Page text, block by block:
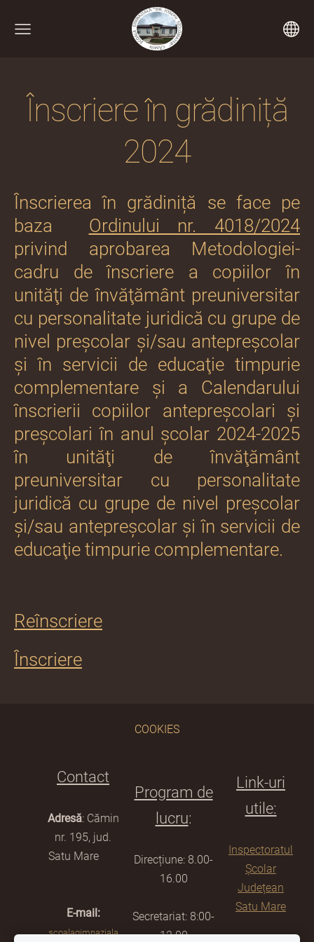
Înscriere în grădiniță
2024
Înscrierea în grădiniță se face pe
baza Ordinului nr. 4018/2024
privind aprobarea Metodologiei-
cadru de înscriere a copiilor în
unităţi de învăţământ preuniversitar
cu personalitate juridică cu grupe de
nivel preşcolar şi/sau antepreşcolar
şi în servicii de educaţie timpurie
complementare şi a Calendarului
înscrierii copiilor antepreşcolari şi
preşcolari în anul şcolar 2024-2025
în unităţi de învăţământ
preuniversitar cu personalitate
juridică cu grupe de nivel preşcolar
şi/sau antepreşcolar şi în servicii de
educaţie timpurie complementare.
Reînscriere
Înscriere
COOKIES
Contact
Adresă: Cămin
nr. 195, jud.
Satu Mare
E-mail:
scoalagimnaziala
Program de
lucru:
Direcțiune: 8.00-
16.00
Secretariat: 8:00-
12.00
Link-uri
utile:
Inspectoratul
Școlar
Județean
Satu Mare